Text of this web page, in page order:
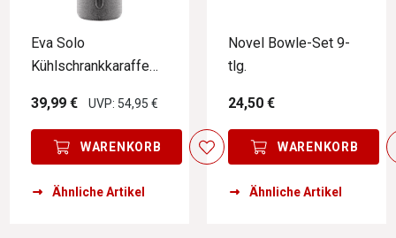
Eva Solo
Kühlschrankkaraffe
39,99 €
UVP: 54,95 €
WARENKORB
Ähnliche Artikel
Novel Bowle-Set 9-
tlg.
24,50 €
WARENKORB
Ähnliche Artikel